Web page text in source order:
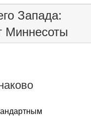
Запада:
Миннесоты